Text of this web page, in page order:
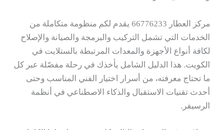
مركز العطار 66776233 يقدم لكم منظومة متكاملة من
الخدمات التي تشمل التركيب والبرمجة والصيانة والإصلاح
لكافة أنواع الأجهزة والمعدات المرتبطة بالستلايت في
الكويت. هذا الدليل الشامل يأخذك في رحلة مفصّلة عبر كل
ما تحتاج معرفته، من أسرار اختيار الفني المناسب وحتى
أحدث تقنيات الاستقبال والذكاء الاصطناعي في أنظمة
الرسيفر.